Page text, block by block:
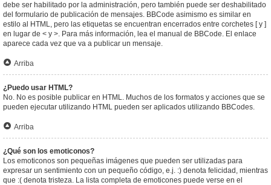
debe ser habilitado por la administración, pero también puede ser deshabilitado
del formulario de publicación de mensajes. BBCode asimismo es similar en
estilo al HTML, pero las etiquetas se encuentran encerrados entre corchetes [ y ]
en lugar de < y >. Para más información, lea el manual de BBCode. El enlace
aparece cada vez que va a publicar un mensaje.
Arriba
¿Puedo usar HTML?
No. No es posible publicar en HTML. Muchos de los formatos y acciones que se
pueden ejecutar utilizando HTML pueden ser aplicados utilizando BBCodes.
Arriba
¿Qué son los emoticonos?
Los emoticonos son pequeñas imágenes que pueden ser utilizadas para
expresar un sentimiento con un pequeño código, e.j. :) denota felicidad, mientras
que :( denota tristeza. La lista completa de emoticones puede verse en el